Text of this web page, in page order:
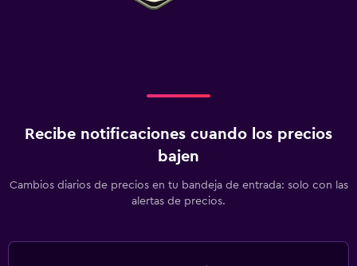
Recibe notificaciones cuando los precios
bajen
Cambios diarios de precios en tu bandeja de entrada: solo con las
alertas de precios.